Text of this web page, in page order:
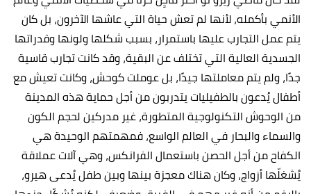
الأنمي بأكمله، لأنها لم تعش حياة التي عاشها الآخرون، بل كان
يتم عمل التجارب عليها باستمرار، بسبب شكلها ولونها وقدراتها
الجسدية العالية التي تختلف عن البقية، وقد كانت تجارب قاسية
جدًا، ولم يتم معاملتها جيدًا، بل عوملت كوحش، وكانت تعيش مع
أطفال يُدعون بالطفيليات يتدربون من أجل حماية هذه المدينة
من الوحوش التكنولوجية المتطورة، غير مدركين لحجم الكون
والسماء والبحار في العالم الواسع، فمهمتهم الوحيدة هي
الكفاح من أجل الحصن باستعمال الفرانكس، وهي آلات عملاقة
يُشغلّها أزواج، وكان هناك معجزة بينها وبين طفل يُدعى هيرو،